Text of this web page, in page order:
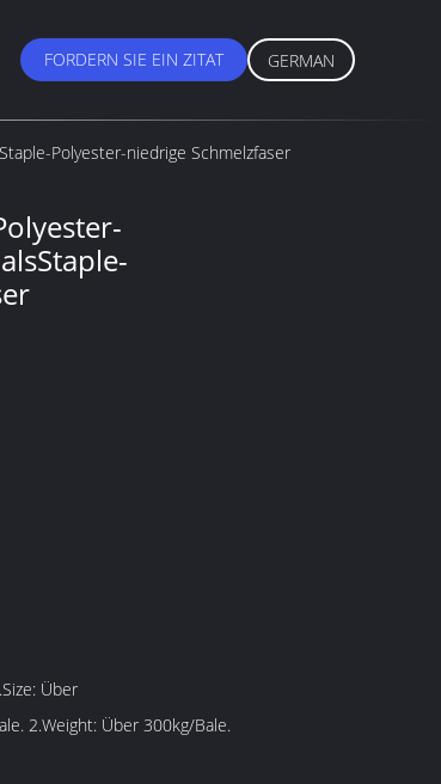
FORDERN SIE EIN ZITAT GERMAN
Polyester-niedrige Schmelzfaser
Bale.